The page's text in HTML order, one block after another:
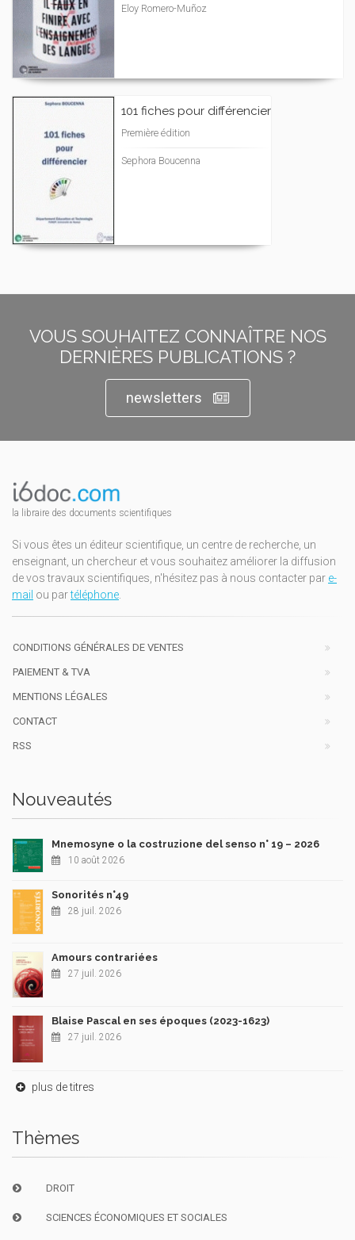
Eloy Romero-Muñoz
101 fiches pour différencier
Première édition
Sephora Boucenna
VOUS SOUHAITEZ CONNAÎTRE NOS
DERNIÈRES PUBLICATIONS ?
newsletters
la libraire des documents scientifiques
Si vous êtes un éditeur scientifique, un centre de recherche, un
enseignant, un chercheur et vous souhaitez améliorer la diffusion
de vos travaux scientifiques, n'hésitez pas à nous contacter par e-
mail ou partéléphone.
CONDITIONS GÉNÉRALES DE VENTES
PAIEMENT & TVA
MENTIONS LÉGALES
CONTACT
RSS
Nouveautés
Mnemosyne o la costruzione del senso n° 19 – 2026
10 août 2026
Sonorités n°49
28 juil. 2026
Amours contrariées
27 juil. 2026
Blaise Pascal en ses époques (2023-1623)
27 juil. 2026
plus de titres
Thèmes
DROIT
SCIENCES ÉCONOMIQUES ET SOCIALES